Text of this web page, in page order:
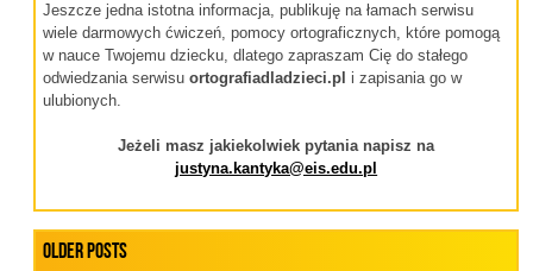
Jeszcze jedna istotna informacja, publikuję na łamach serwisu
wiele darmowych ćwiczeń, pomocy ortograficznych, które pomogą
w nauce Twojemu dziecku, dlatego zapraszam Cię do stałego
odwiedzania serwisuortografiadladzieci.pli zapisania go w
ulubionych.
Jeżeli masz jakiekolwiek pytania napisz na
justyna.kantyka@eis.edu.pl
Older Posts